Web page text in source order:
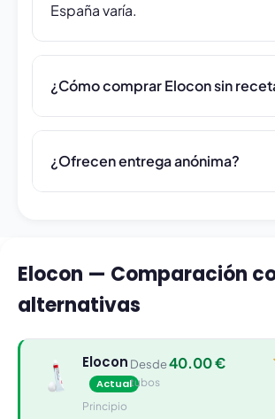
España varía.
¿Cómo comprar Elocon sin
¿Ofrecen entrega anónima?
Elocon — Comparación
alternativas
Elocon
Actual
Principio
Desde40.00 €
tubos